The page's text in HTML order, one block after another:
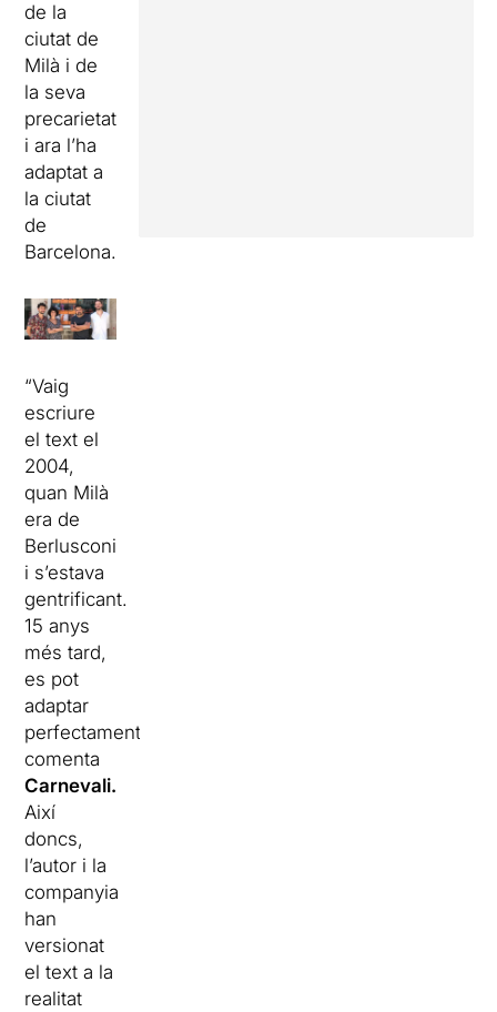
de la
ciutat de
Milà i de
la seva
precarietat
i ara l’ha
adaptat a
la ciutat
de
Barcelona.
“Vaig
escriure
el text el
2004,
quan Milà
era de
Berlusconi
i s’estava
gentrificant.
15 anys
més tard,
es pot
adaptar
perfectament”,
comenta
Carnevali.
Així
doncs,
l’autor i la
companyia
han
versionat
el text a la
realitat